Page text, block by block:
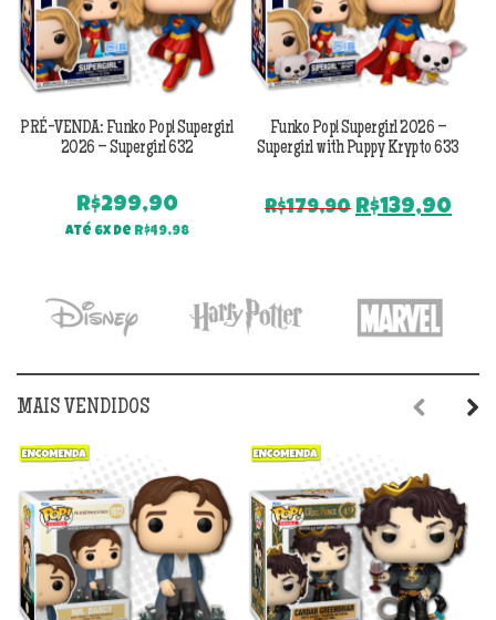
PRÉ-VENDA: Funko Pop! Supergirl
2026 – Supergirl 632
R$299,90
Até 6x de R$49,98
Funko Pop! Supergirl 2026 –
Supergirl with Puppy Krypto 633
R$179,90 O
R$179,90.
R$139,90O
MAIS VENDIDOS